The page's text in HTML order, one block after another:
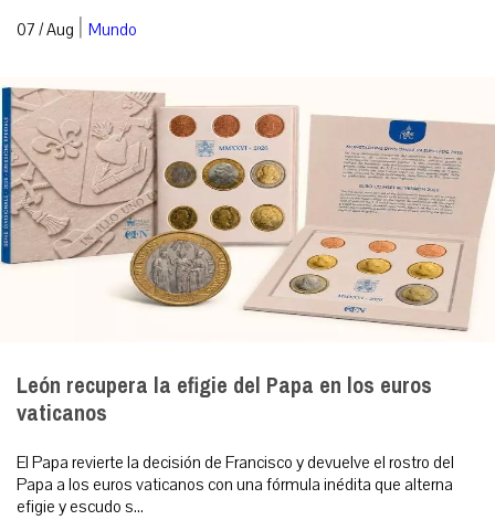
07 / Aug | Mundo
León recupera la efigie del Papa en los euros
vaticanos
El Papa revierte la decisión de Francisco y devuelve el rostro del
Papa a los euros vaticanos con una fórmula inédita que alterna
efigie y escudo s...